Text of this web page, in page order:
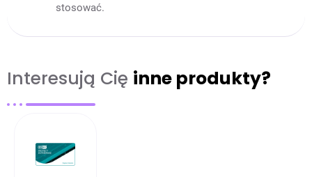
stosować.
Interesują Cię inne produkty?